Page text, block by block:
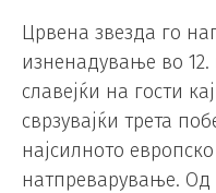
Црвена звезда го
изненадување во 12.
славејќи на гости
сврзувајќи трета
најсилното
натпреварување. Од